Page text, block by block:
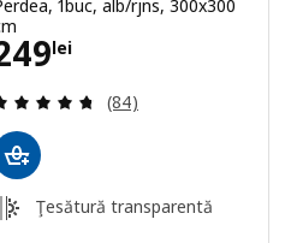
1buc, alb/rjns, 300x300
lei
249lei
Evaluare: 4.7 din 5
(84)
Ţesătură transparentă